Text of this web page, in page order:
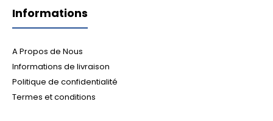
Informations
A Propos de Nous
Informations de livraison
Politique de confidentialité
Termes et conditions